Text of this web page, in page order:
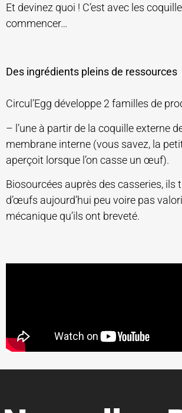
Et devinez quoi ! C’est avec les
commencer…
Des ingrédients pleins de ressources
Circul’Egg développe 2 familles de
– l’une à partir de la coquille externe
membrane interne (vous savez, la
aperçoit lorsque l’on casse un œuf).
Biosourcées auprès des casseries,
d’œufs aujourd’hui peu voire pas
mécanique qu’ils ont breveté.